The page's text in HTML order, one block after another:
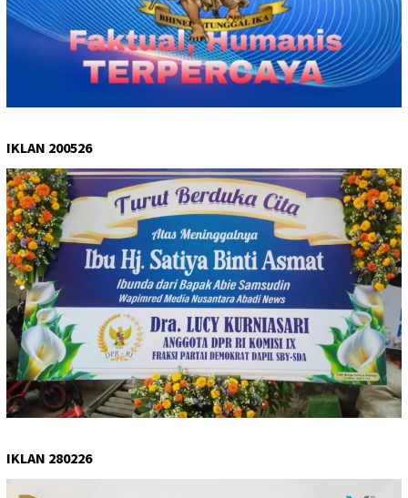
IKLAN 200526
IKLAN 280226